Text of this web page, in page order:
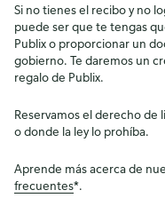
Si no tienes el recibo y no
puede ser que te tengas
Publix o proporcionar un
gobierno. Te daremos un
regalo de Publix.
Reservamos el derecho de
o donde la ley lo prohíba.
Aprende más acerca de
frecuentes*.